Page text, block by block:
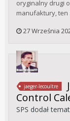
oryginalny drugi
manufaktury, ten
27 Września
jaeger-lecoultre
Control
SPS dodał